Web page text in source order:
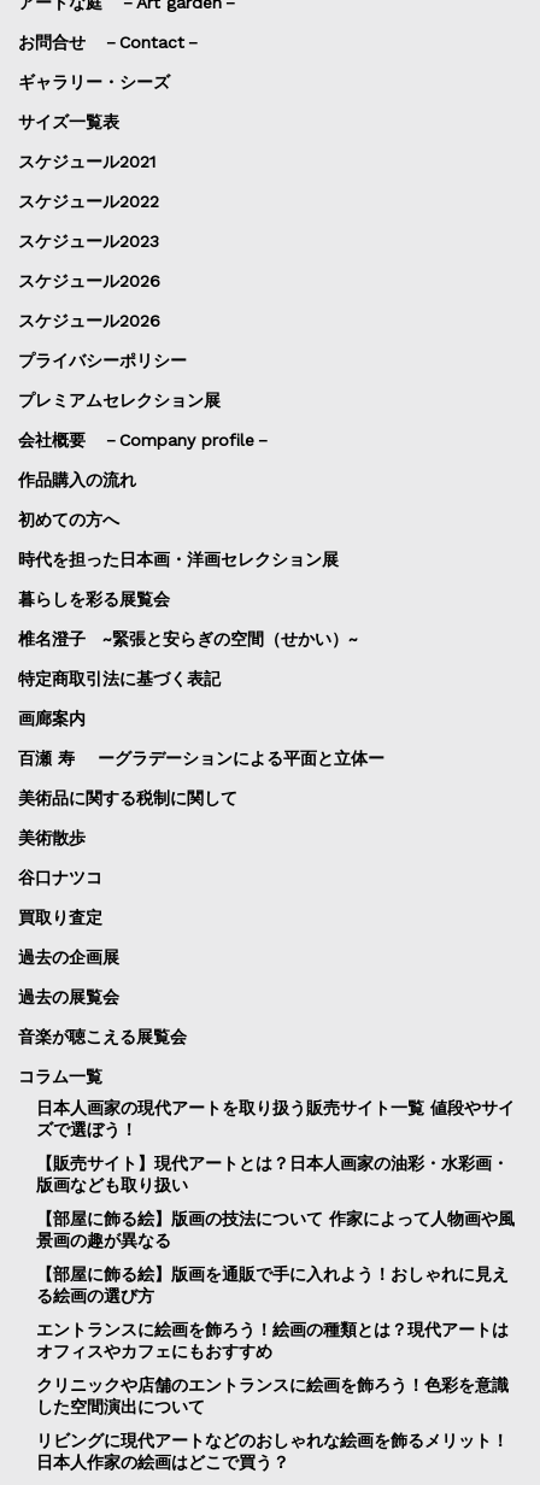
お問合せ －Contact－
ギャラリー・シーズ
サイズ一覧表
スケジュール2021
スケジュール2022
スケジュール2023
スケジュール2026
スケジュール2026
プライバシーポリシー
プレミアムセレクション展
会社概要 －Company profile－
作品購入の流れ
初めての方へ
時代を担った日本画・洋画セレクション展
暮らしを彩る展覧会
椎名澄子 ~緊張と安らぎの空間（せかい）~
特定商取引法に基づく表記
画廊案内
百瀬 寿 ーグラデーションによる平面と立体ー
美術品に関する税制に関して
美術散歩
谷口ナツコ
買取り査定
過去の企画展
過去の展覧会
音楽が聴こえる展覧会
コラム一覧
日本人画家の現代アートを取り扱う販売サイト一覧 値段やサイ
ズで選ぼう！
【販売サイト】現代アートとは？日本人画家の油彩・水彩画・
版画なども取り扱い
【部屋に飾る絵】版画の技法について 作家によって人物画や風
景画の趣が異なる
【部屋に飾る絵】版画を通販で手に入れよう！おしゃれに見え
る絵画の選び方
エントランスに絵画を飾ろう！絵画の種類とは？現代アートは
オフィスやカフェにもおすすめ
クリニックや店舗のエントランスに絵画を飾ろう！色彩を意識
した空間演出について
リビングに現代アートなどのおしゃれな絵画を飾るメリット！
日本人作家の絵画はどこで買う？